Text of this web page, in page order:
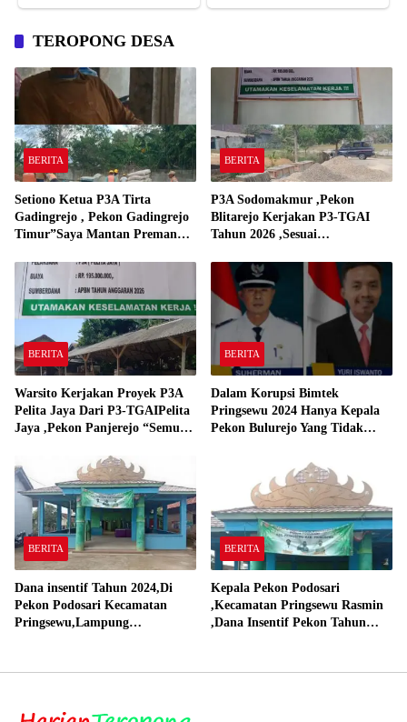
TEROPONG DESA
BERITA
Setiono Ketua P3A Tirta
Gadingrejo , Pekon Gadingrejo
Timur”Saya Mantan Preman
Gadingrejo Tahun 2000″
BERITA
P3A Sodomakmur ,Pekon
Blitarejo Kerjakan P3-TGAI
Tahun 2026 ,Sesuai
BERITA
Warsito Kerjakan Proyek P3A
Pelita Jaya Dari P3-TGAIPelita
Jaya ,Pekon Panjerejo “Semua
BERITA
Dalam Korupsi Bimtek
Pringsewu 2024 Hanya Kepala
Pekon Bulurejo Yang Tidak
BERITA
Dana insentif Tahun 2024,Di
Pekon Podosari Kecamatan
Pringsewu,Lampung
BERITA
Kepala Pekon Podosari
,Kecamatan Pringsewu Rasmin
,Dana Insentif Pekon Tahun